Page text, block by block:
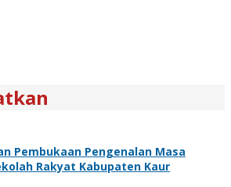
Pembukaan Pengenalan Masa
Rakyat Kabupaten Kaur